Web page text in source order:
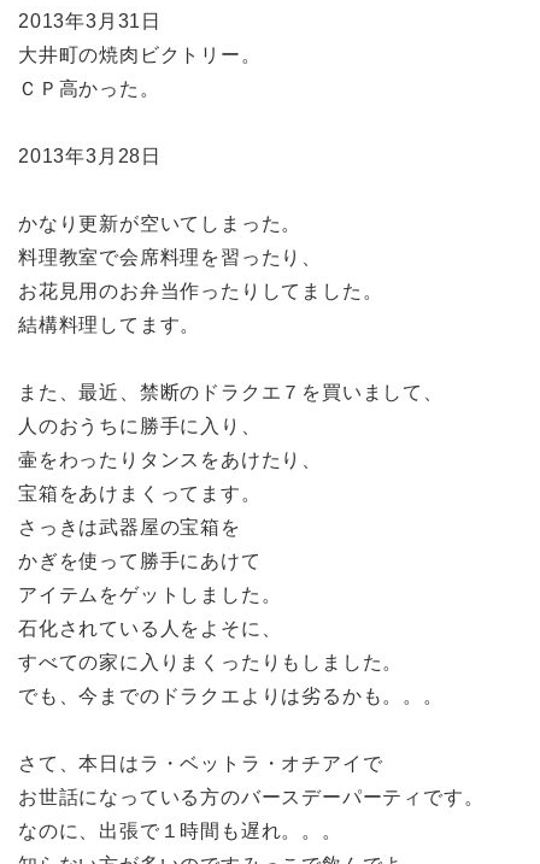
2013年3月31日
大井町の焼肉ビクトリー。
ＣＰ高かった。
2013年3月28日
かなり更新が空いてしまった。
料理教室で会席料理を習ったり、
お花見用のお弁当作ったりしてました。
結構料理してます。
また、最近、禁断のドラクエ７を買いまして、
人のおうちに勝手に入り、
壷をわったりタンスをあけたり、
宝箱をあけまくってます。
さっきは武器屋の宝箱を
かぎを使って勝手にあけて
アイテムをゲットしました。
石化されている人をよそに、
すべての家に入りまくったりもしました。
でも、今までのドラクエよりは劣るかも。。。
さて、本日はラ・ベットラ・オチアイで
お世話になっている方のバースデーパーティです。
なのに、出張で１時間も遅れ。。。